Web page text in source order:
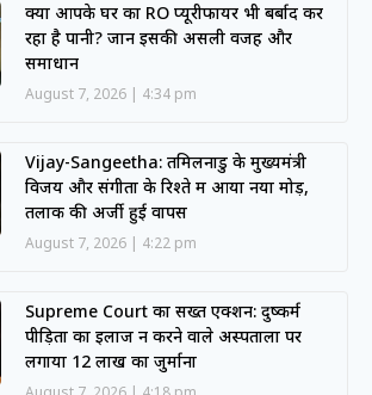
क्या आपके घर का RO प्यूरीफायर भी बर्बाद कर
रहा है पानी? जानें इसकी असली वजह और
समाधान
August 7, 2026 4:34 pm
Vijay-Sangeetha: तमिलनाडु के मुख्यमंत्री
विजय और संगीता के रिश्ते में आया नया मोड़,
तलाक की अर्जी हुई वापस
August 7, 2026 4:22 pm
Supreme Court का सख्त एक्शन: दुष्कर्म
पीड़िता का इलाज न करने वाले अस्पतालों पर
लगाया 12 लाख का जुर्माना